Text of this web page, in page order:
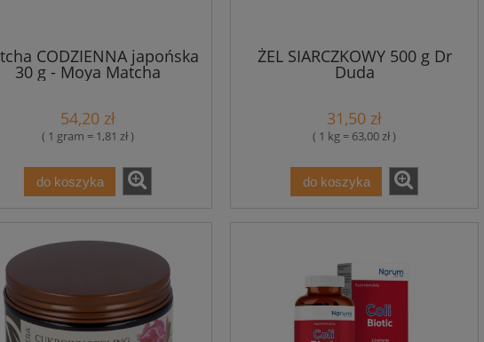
CODZIENNA japońska
30 g - Moya Matcha
54,20 zł
( 1 gram = 1,81 zł )
do koszyka
ŻEL SIARCZKOWY 500 g Dr
Duda
31,50 zł
( 1 kg = 63,00 zł )
do koszyka